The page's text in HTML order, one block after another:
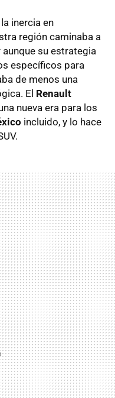
inercia en
región caminaba a
su estrategia
específicos para
de menos una
El Renault
nueva era para los
incluido, y lo hace